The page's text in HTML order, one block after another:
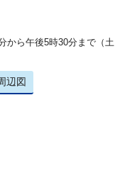
ら午後5時30分まで（土
辺図